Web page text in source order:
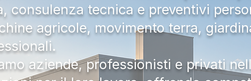
consulenza tecnica e preventivi
agricole, movimento terra,
aziende, professionisti e privati